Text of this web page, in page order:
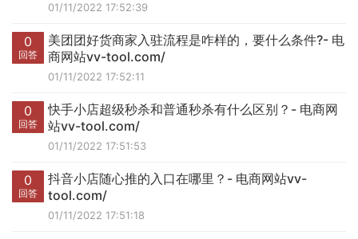
01/11/2022 17:52:39
0
回答
美团团好货商家入驻流程是咋样的，要什么条件?- 电
商网站vv-tool.com/
01/11/2022 17:52:11
0
回答
快手小店超级秒杀和普通秒杀有什么区别？- 电商网
站vv-tool.com/
01/11/2022 17:51:53
0
回答
抖音小店随心推的入口在哪里？- 电商网站vv-
tool.com/
01/11/2022 17:51:18